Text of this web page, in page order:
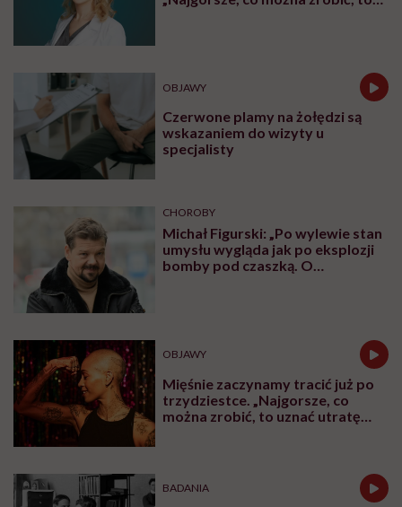
OBJAWY
Czerwone plamy na żołędzi są
wskazaniem do wizyty u
specjalisty
CHOROBY
Michał Figurski: „Po wylewie stan
umysłu wygląda jak po eksplozji
bomby pod czaszką. O
OBJAWY
Mięśnie zaczynamy tracić już po
trzydziestce. „Najgorsze, co
można zrobić, to uznać utratę
BADANIA